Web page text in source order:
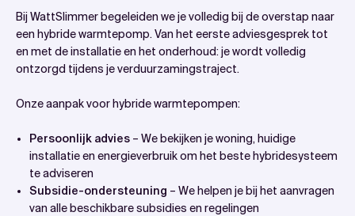
Bij WattSlimmer begeleiden we je volledig bij de overstap naar
een hybride warmtepomp. Van het eerste adviesgesprek tot
en met de installatie en het onderhoud: je wordt volledig
ontzorgd tijdens je verduurzamingstraject.
Onze aanpak voor hybride warmtepompen:
Persoonlijk advies – We bekijken je woning, huidige
installatie en energieverbruik om het beste hybridesysteem
te adviseren
Subsidie-ondersteuning – We helpen je bij het aanvragen
van alle beschikbare subsidies en regelingen